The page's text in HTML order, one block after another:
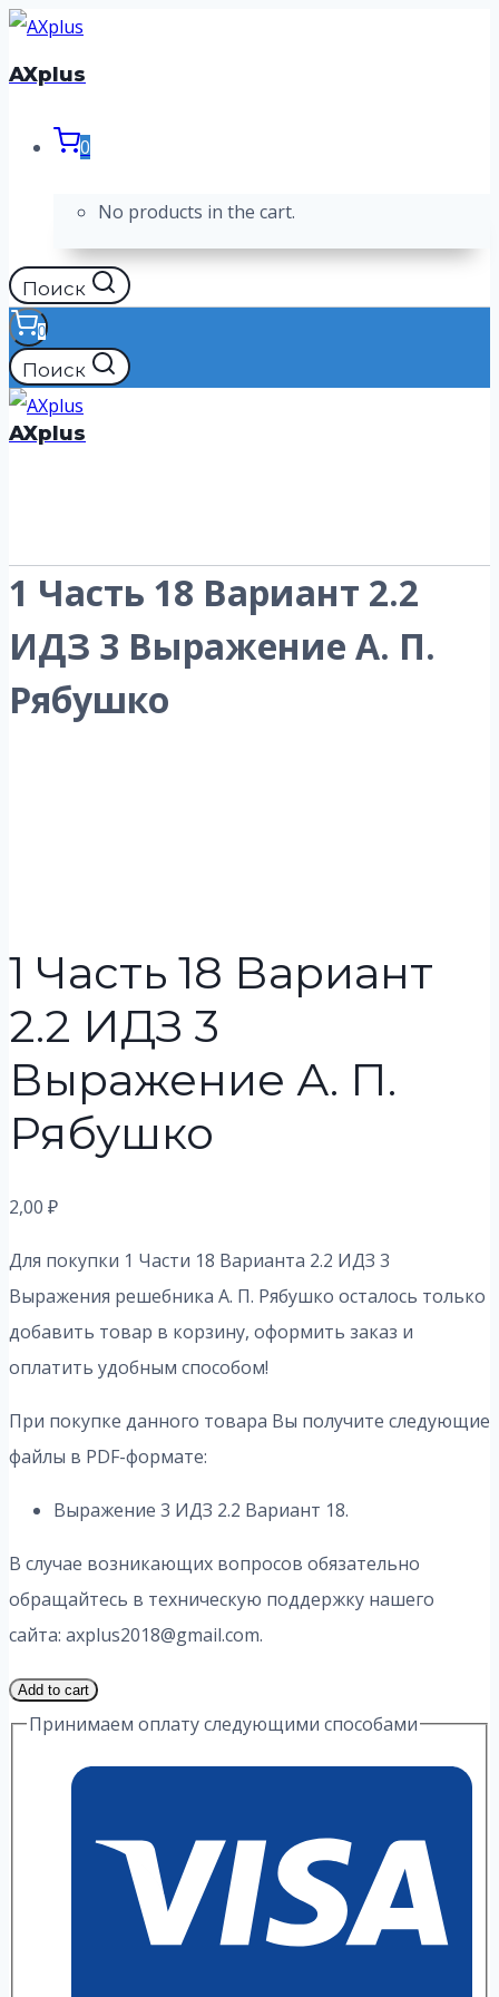
Перейти
к
AXplus
0
No products in the cart.
Поиск
0
Поиск
AXplus
1 Часть 18 Вариант 2.2
ИДЗ 3 Выражение А. П.
Рябушко
1 Часть 18 Вариант
2.2 ИДЗ 3
Выражение А. П.
Рябушко
2,00 ₽
Для покупки 1 Части 18 Варианта 2.2 ИДЗ 3
Выражения решебника А. П. Рябушко осталось только
добавить товар в корзину, оформить заказ и
оплатить удобным способом!
При покупке данного товара Вы получите следующие
файлы в PDF-формате:
Выражение 3 ИДЗ 2.2 Вариант 18.
В случае возникающих вопросов обязательно
обращайтесь в техническую поддержку нашего
сайта: axplus2018@gmail.com.
1
Часть
Add to cart
Принимаем оплату следующими способами